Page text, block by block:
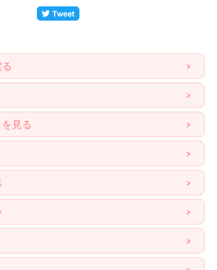
見る